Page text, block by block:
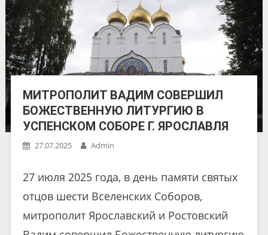
МИТРОПОЛИТ ВАДИМ СОВЕРШИЛ
БОЖЕСТВЕННУЮ ЛИТУРГИЮ В
УСПЕНСКОМ СОБОРЕ Г. ЯРОСЛАВЛЯ
27.07.2025 Admin
27 июля 2025 года, в день памяти святых
отцов шести Вселенских Соборов,
митрополит Ярославский и Ростовский